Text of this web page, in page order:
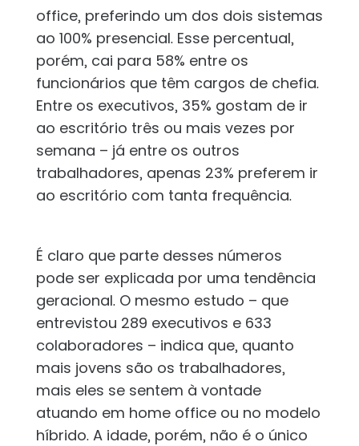
office, preferindo um dos dois sistemas
ao 100% presencial. Esse percentual,
porém, cai para 58% entre os
funcionários que têm cargos de chefia.
Entre os executivos, 35% gostam de ir
ao escritório três ou mais vezes por
semana – já entre os outros
trabalhadores, apenas 23% preferem ir
ao escritório com tanta frequência.
É claro que parte desses números
pode ser explicada por uma tendência
geracional. O mesmo estudo – que
entrevistou 289 executivos e 633
colaboradores – indica que, quanto
mais jovens são os trabalhadores,
mais eles se sentem à vontade
atuando em home office ou no modelo
híbrido. A idade, porém, não é o único